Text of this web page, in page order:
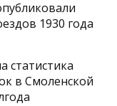
1930 года
статистика
в Смоленской